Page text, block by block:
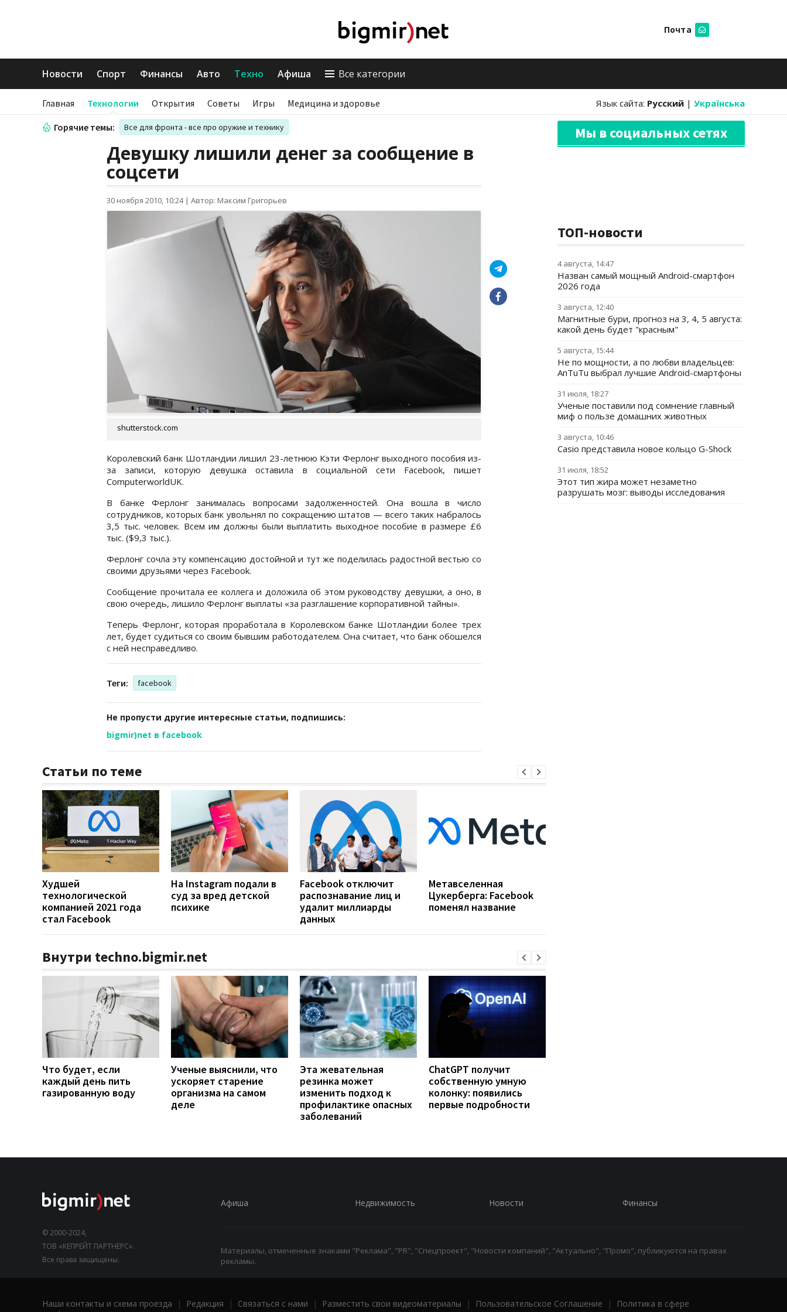
Почта
Новости Спорт Финансы Авто Техно Афиша Все категории
Главная Технологии Открытия Советы Игры Медицина и здоровье Язык сайта: Русский | Українська
Горячие темы: Все для фронта - все про оружие и технику
Девушку лишили денег за сообщение в
соцсети
30 ноября 2010, 10:24| Автор: Максим Григорьев
shutterstock.com
Королевский банк Шотландии лишил 23-летнюю Кэти Ферлонг выходного пособия из-
за записи, которую девушка оставила в социальной сети Facebook, пишет
ComputerworldUK.
В банке Ферлонг занималась вопросами задолженностей. Она вошла в число
сотрудников, которых банк увольнял по сокращению штатов — всего таких набралось
3,5 тыс. человек. Всем им должны были выплатить выходное пособие в размере £6
тыс. ($9,3 тыс.).
Ферлонг сочла эту компенсацию достойной и тут же поделилась радостной вестью со
своими друзьями через Facebook.
Сообщение прочитала ее коллега и доложила об этом руководству девушки, а оно, в
свою очередь, лишило Ферлонг выплаты «за разглашение корпоративной тайны».
Теперь Ферлонг, которая проработала в Королевском банке Шотландии более трех
лет, будет судиться со своим бывшим работодателем. Она считает, что банк обошелся
с ней несправедливо.
Теги: facebook
Не пропусти другие интересные статьи, подпишись:
bigmir)net в facebook
Статьи по теме
Худшей
технологической
компанией 2021 года
стал Facebook
На Instagram подали в
суд за вред детской
психике
Facebook отключит
распознавание лиц и
удалит миллиарды
данных
Метавселенная
Цукерберга: Facebook
поменял название
Внутри techno.bigmir.net
Что будет, если
каждый день пить
газированную воду
Ученые выяснили, что
ускоряет старение
организма на самом
деле
Эта жевательная
резинка может
изменить подход к
профилактике опасных
заболеваний
ChatGPT получит
собственную умную
колонку: появились
первые подробности
Мы в социальных сетях
ТОП-новости
4 августа, 14:47
Назван самый мощный Android-смартфон
2026 года
3 августа, 12:40
Магнитные бури, прогноз на 3, 4, 5 августа:
какой день будет "красным"
5 августа, 15:44
Не по мощности, а по любви владельцев:
AnTuTu выбрал лучшие Android-смартфоны
31 июля, 18:27
Ученые поставили под сомнение главный
миф о пользе домашних животных
3 августа, 10:46
Casio представила новое кольцо G-Shock
31 июля, 18:52
Этот тип жира может незаметно
разрушать мозг: выводы исследования
© 2000-2024,
ТОВ «КЕПРЕЙТ ПАРТНЕРС».
Все права защищены.
Афиша Недвижимость Новости Финансы
Материалы, отмеченные знаками "Реклама", "PR", "Спецпроект", "Новости компаний", "Актуально", "Промо", публикуются на правах
рекламы.
Наши контакты и схема проезда | Редакция | Связаться с нами | Разместить свои видеоматериалы | Пользовательское Соглашение |
Политика в сфере